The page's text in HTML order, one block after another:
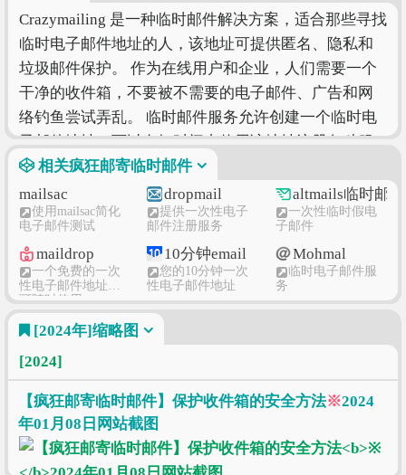
Crazymailing 是一种临时邮件解决方案，适合那些寻找
临时电子邮件地址的人，该地址可提供匿名、隐私和
垃圾邮件保护。 作为在线用户和企业，人们需要一个
干净的收件箱，不要被不需要的电子邮件、广告和网
络钓鱼尝试弄乱。 临时邮件服务允许创建一个临时电
子邮件地址，可以在短时间内使用该地址注册各种服
务、参与在线论坛或进行购买，而无需透露个人信
息。 临时电子邮件地址会在指定期限后自毁，确保不
留下任何痕迹。 享受在线互动的好处，而无需担心垃
临时电子邮件地址是保护您的隐私和避免垃圾邮件的
有用工具。 它们易于使用，可以通过任何具有互联网
连接的设备进行访问。 但是，选择信誉良好的提供商
并明智地使用它们以确保您的安全和隐私非常重要。
如果您正在寻找一种在不暴露个人电子邮件地址的情
况下注册在线服务或下载文件的方法，请考虑使用临
时电子邮件地址。 通过本文提供的提示和信息，您将
能够开始使用并充分利用这个有用的工具。
相关疯狂邮寄临时邮件
mailsac
使用mailsac简化
电子邮件测试
dropmail
提供一次性电子
邮件注册服务
altmails临时邮件
一次性临时假电
子邮件
maildrop
一个免费的一次
性电子邮件地址，
可随时使用
10分钟email
您的10分钟一次
性电子邮件地址
Mohmal
临时电子邮件服
务
EmailOnDeck
免费临时电子邮
邮件，保护您的收
电子邮件和SMS工
TempMail
临时性 - 匿名电
子邮件
Disposable Tempor
ary E-Mail Address
－Guerrilla一次性临
时邮件系统
查错网24小时临
时电子邮箱
随用随弃
在线免费临时邮
箱，隐私保护工具
10分钟邮箱
10分钟邮件免费
匿名临时电子邮件
阿里邮箱个人版
[2024年]缩略图
[2024]
【疯狂邮寄临时邮件】保护收件箱的安全方法※2024
年01月08日网站截图